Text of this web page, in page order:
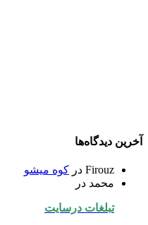
آخرین دیدگاه‌ها
Firouz در کوه میشو
محمد در
تبلغات درسایت